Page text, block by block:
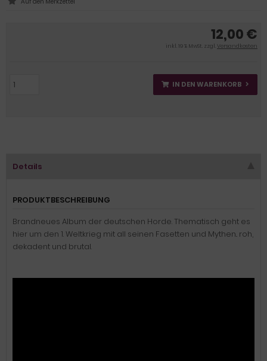
12,00 €
inkl. 19 % MwSt. zzgl.Versandkosten
IN DEN WARENKORB
Details
PRODUKTBESCHREIBUNG
Brandneues Album der deutschen Horde. Thematisch geht es
hier um den 1. Weltkrieg mit all seinen Fasetten und Mythen.. roh,
dekadent und brutal.